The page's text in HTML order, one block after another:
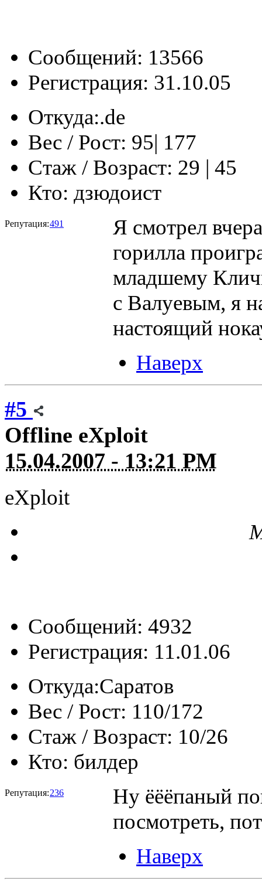
Сообщений: 13566
Регистрация: 31.10.05
Откуда:‎‏‎‏.de
Вес / Рост: 95| 177
Стаж / Возраст: 29 | 45
Кто: дзюдоист
Репутация:491
Я смотрел
горилла
младшему
с Валуевым, я
настоящий
Наверх
#5
Offline eXploit
15.04.2007 - 13:21 PM
eXploit
Сообщений: 4932
Регистрация: 11.01.06
Откуда:Саратов
Вес / Рост: 110/172
Стаж / Возраст: 10/26
Кто: билдер
Репутация:236
Ну ёёёпаный
посмотреть,
Наверх